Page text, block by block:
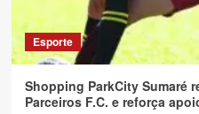
Esporte
Shopping ParkCity Sumaré
Parceiros F.C. e reforça